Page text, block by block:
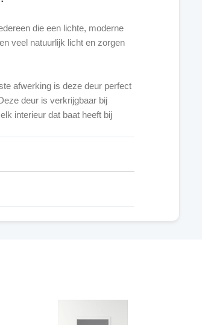
die een lichte, moderne
veel natuurlijk licht en zorgen
afwerking is deze deur perfect
deur is verkrijgbaar bij
interieur dat baat heeft bij